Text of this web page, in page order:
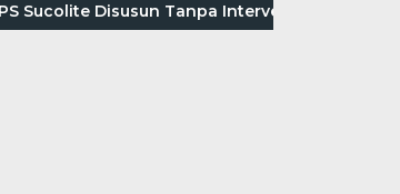
Disusun Tanpa Intervensi Penyedia